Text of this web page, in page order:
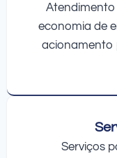
economia de
acionamento
Serviços